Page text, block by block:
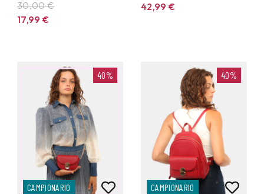
30,00 €
17,99€
42,99€
40%
CAMPIONARIO
40%
CAMPIONARIO